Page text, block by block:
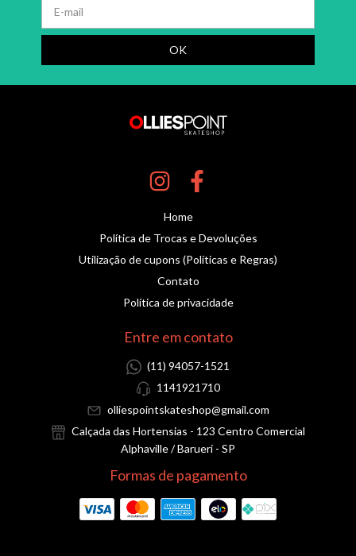
Home
Política de Trocas e Devoluções
Utilização de cupons (Políticas e Regras)
Contato
Política de privacidade
Entre em contato
(11) 94057-1521
1141921710
olliespointskateshop@gmail.com
Calçada das Hortensias - 123 Centro Comercial
Alphaville / Barueri - SP
Formas de pagamento